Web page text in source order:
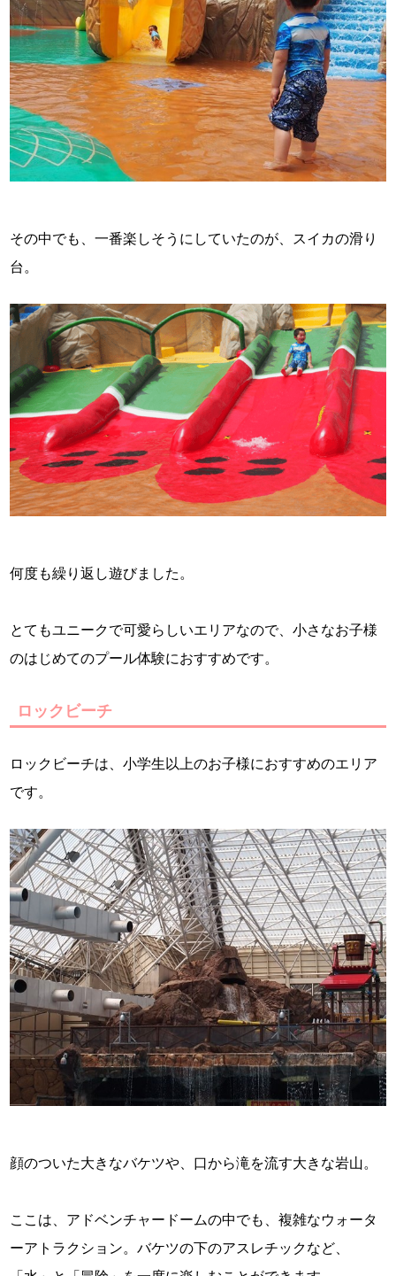
その中でも、一番楽しそうにしていたのが、スイカの滑り
台。
何度も繰り返し遊びました。
とてもユニークで可愛らしいエリアなので、小さなお子様
のはじめてのプール体験におすすめです。
ロックビーチ
ロックビーチは、小学生以上のお子様におすすめのエリア
です。
顔のついた大きなバケツや、口から滝を流す大きな岩山。
ここは、アドベンチャードームの中でも、複雑なウォータ
ーアトラクション。バケツの下のアスレチックなど、